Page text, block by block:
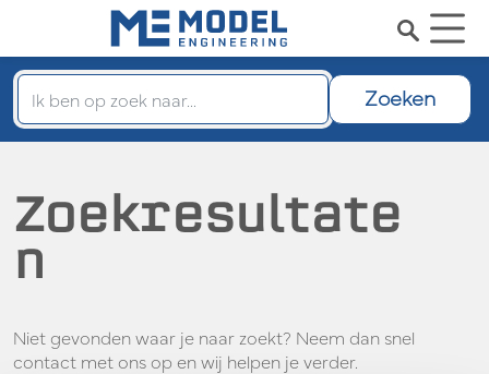
Zoeken
Zoekresultate
n
Niet gevonden waar je naar zoekt? Neem dan snel
contact met ons op en wij helpen je verder.